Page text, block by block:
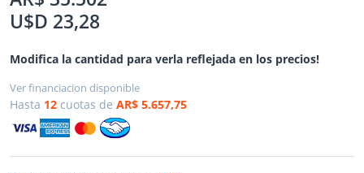
U$D 23,28
Modifica la cantidad para verla reflejada en los precios!
Ver financiacion disponible
Hasta 12 cuotas de AR$ 5.657,75